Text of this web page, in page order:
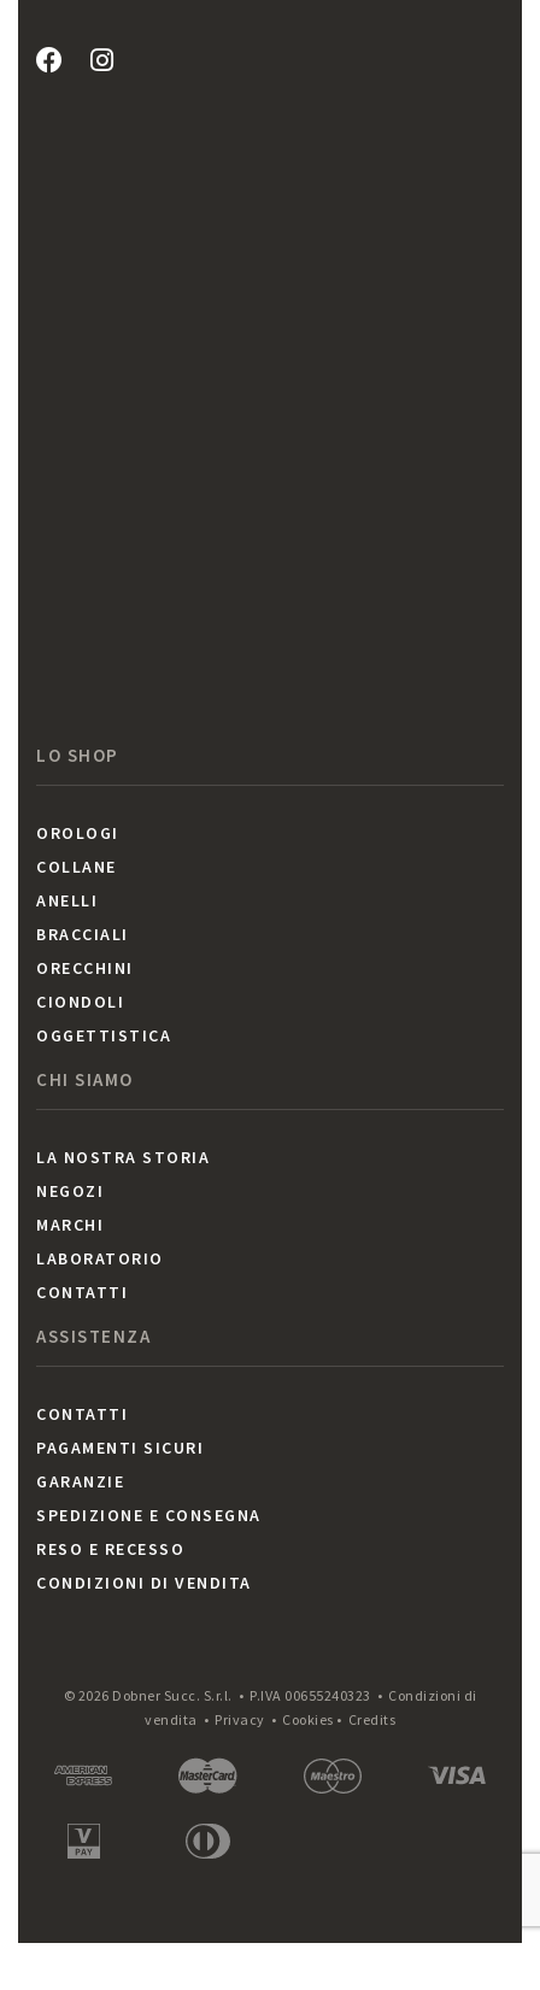
LO SHOP
OROLOGI
COLLANE
ANELLI
BRACCIALI
ORECCHINI
CIONDOLI
OGGETTISTICA
CHI SIAMO
LA NOSTRA STORIA
NEGOZI
MARCHI
LABORATORIO
CONTATTI
ASSISTENZA
CONTATTI
PAGAMENTI SICURI
GARANZIE
SPEDIZIONE E CONSEGNA
RESO E RECESSO
CONDIZIONI DI VENDITA
© 2026 Dobner Succ. S.r.l. • P.IVA 00655240323 • Condizioni di
vendita • Privacy • Cookies • Credits